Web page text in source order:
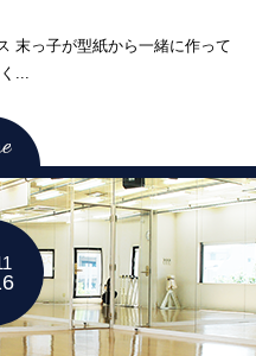
末っ子が型紙から一緒に作って
...